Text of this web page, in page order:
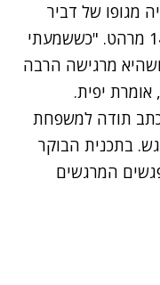
מגופו של דביר
הושתלה בגופה של זהארה בת ה-14 מרהט. "כששמעתי
מרגישה הרבה
אומרת יפית.
תודה למשפחת
בתכנית הבוקר
המרגשים